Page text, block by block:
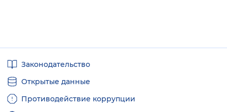
ссылкиЗаконодательство
Открытые данные
Противодействие коррупции